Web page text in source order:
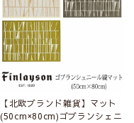
【北欧ブランド雑貨】マット
(50cm×80cm)ゴブランシェニ